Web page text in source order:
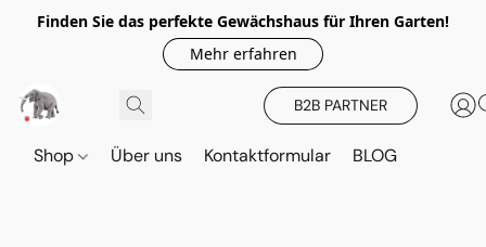
Finden Sie das perfekte Gewächshaus für Ihren Garten!
Mehr erfahren
B2B PARTNER
Shop Über uns Kontaktformular BLOG